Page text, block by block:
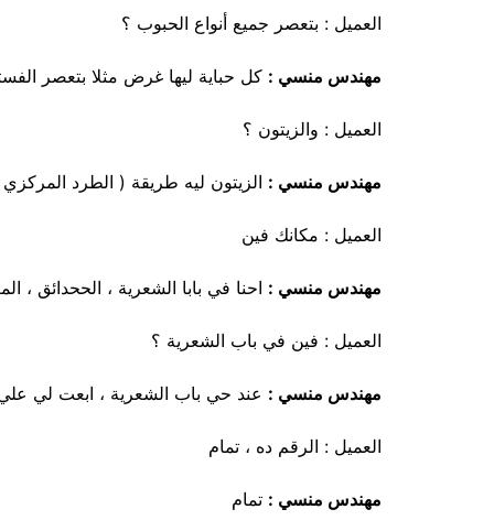
العميل : بتعصر جميع أنواع الحبوب ؟
مهندس منسي : كل حباية ليها غرض مثلا بتعصر
العميل : والزيتون ؟
مهندس منسي : الزيتون ليه طريقة ( الطرد
العميل : مكانك فين
مهندس منسي : احنا في بابا الشعرية ، الححدائق ،
العميل : فين في باب الشعرية ؟
مهندس منسي : عند حي باب الشعرية ، ابعت لي
العميل : الرقم ده ، تمام
مهندس منسي : تمام